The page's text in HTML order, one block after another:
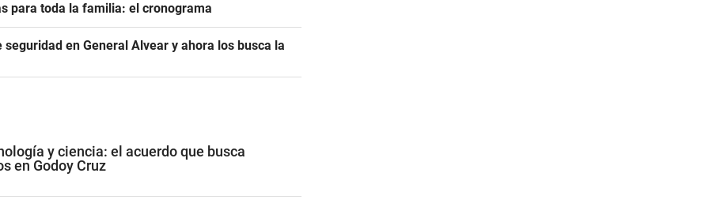
para toda la familia: el cronograma
en General Alvear y ahora los busca la
y ciencia: el acuerdo que busca
en Godoy Cruz